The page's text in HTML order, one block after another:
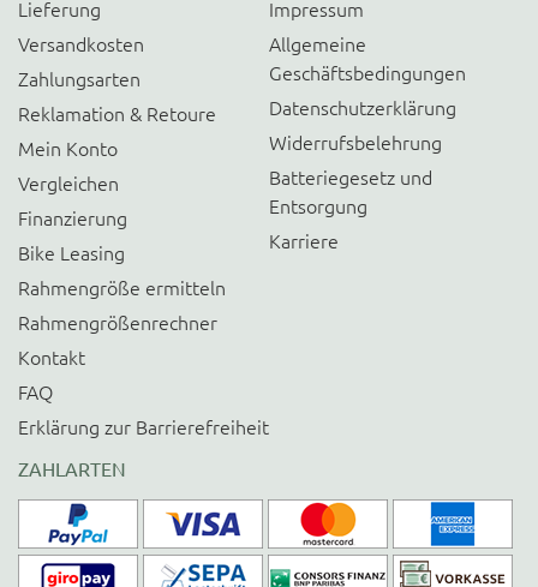
Lieferung
Versandkosten
Zahlungsarten
Reklamation & Retoure
Mein Konto
Vergleichen
Finanzierung
Bike Leasing
Rahmengröße ermitteln
Rahmengrößenrechner
Kontakt
FAQ
Erklärung zur Barrierefreiheit
Impressum
Allgemeine
Geschäftsbedingungen
Datenschutzerklärung
Widerrufsbelehrung
Batteriegesetz und
Entsorgung
Karriere
ZAHLARTEN